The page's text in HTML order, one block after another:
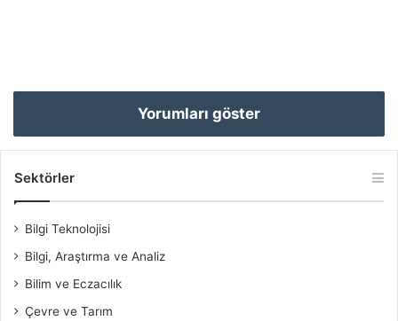
Yorumları göster
Sektörler
Bilgi Teknolojisi
Bilgi, Araştırma ve Analiz
Bilim ve Eczacılık
Çevre ve Tarım